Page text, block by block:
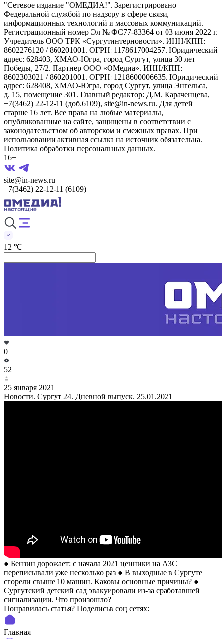
"Сетевое издание "ОМЕДИА!". Зарегистрировано
Федеральной службой по надзору в сфере связи,
информационных технологий и массовых коммуникаций.
Регистрационный номер Эл № ФС77-83364 от 03 июня 2022 г.
Учредитель ООО ТРК «Сургутинтерновости». ИНН/КПП:
8602276120 / 860201001. ОГРН: 1178617004257. Юридический
адрес: 628403, ХМАО-Югра, город Сургут, улица 30 лет
Победы, 27/2. Партнер ООО «ОМедиа». ИНН/КПП:
8602303021 / 860201001. ОГРН: 1218600006635. Юридический
адрес: 628408, ХМАО-Югра, город Сургут, улица Энгельса,
д. 15, помещение 301. Главный редактор: Д.М. Караченцева,
+7(3462) 22-12-11 (доб.6109), site@in-news.ru. Для детей
старше 16 лет. Все права на любые материалы,
опубликованные на сайте, защищены в соответствии с
законодательством об авторском и смежных правах. При
использовании активная ссылка на источник обязательна.
Политика обработки персональных данных.
16+
site@in-news.ru
+7(3462) 22-12-11 (6109)
12 ℃
0
52
25 января 2021
Новости. Сургут 24. Дневной выпуск. 25.01.2021
● Бензин дорожает: с начала 2021 ценники на АЗС
переписывали уже несколько раз ● В выходные в Сургуте
сгорели свыше 10 машин. Каковы основные причины? ●
Сургутский детский сад эвакуировали из-за сработавшей
сигнализации. Что произошло?
Понравилась статья? Поделиcьв соц сетях:
Главная